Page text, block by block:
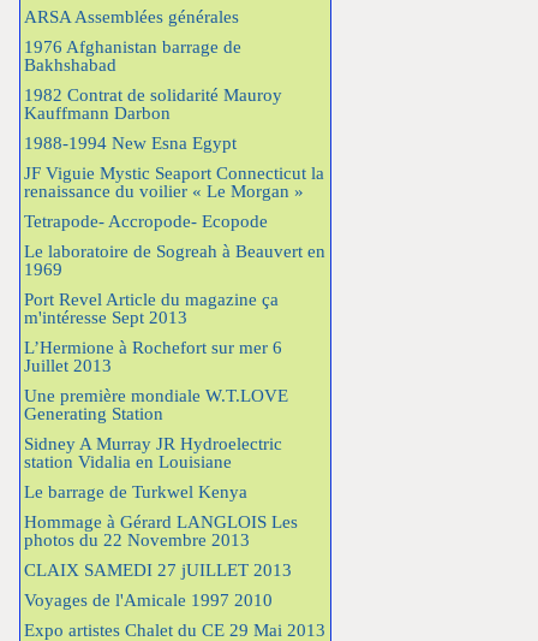
ARSA Assemblées générales
1976 Afghanistan barrage de
Bakhshabad
1982 Contrat de solidarité Mauroy
Kauffmann Darbon
1988-1994 New Esna Egypt
JF Viguie Mystic Seaport Connecticut la
renaissance du voilier « Le Morgan »
Tetrapode- Accropode- Ecopode
Le laboratoire de Sogreah à Beauvert en
1969
Port Revel Article du magazine ça
m'intéresse Sept 2013
L’Hermione à Rochefort sur mer 6
Juillet 2013
Une première mondiale W.T.LOVE
Generating Station
Sidney A Murray JR Hydroelectric
station Vidalia en Louisiane
Le barrage de Turkwel Kenya
Hommage à Gérard LANGLOIS Les
photos du 22 Novembre 2013
CLAIX SAMEDI 27 jUILLET 2013
Voyages de l'Amicale 1997 2010
Expo artistes Chalet du CE 29 Mai 2013